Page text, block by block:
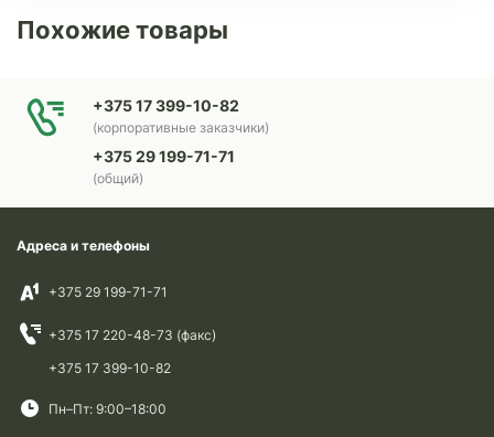
Похожие товары
+375 17 399-10-82
(корпоративные заказчики)
+375 29 199-71-71
(общий)
Адреса и телефоны
+375 29 199-71-71
+375 17 220-48-73 (факс)
+375 17 399-10-82
Пн–Пт: 9:00–18:00